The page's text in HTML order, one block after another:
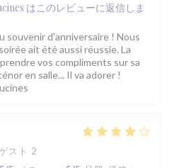
はこのレビューに返信しま
souvenir d'anniversaire ! Nous
ait été aussi réussie. La
vos compliments sur sa
en salle... Il va adorer !
スト 2